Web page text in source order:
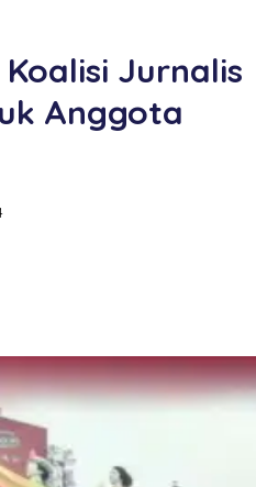
Jurnalis
Anggota